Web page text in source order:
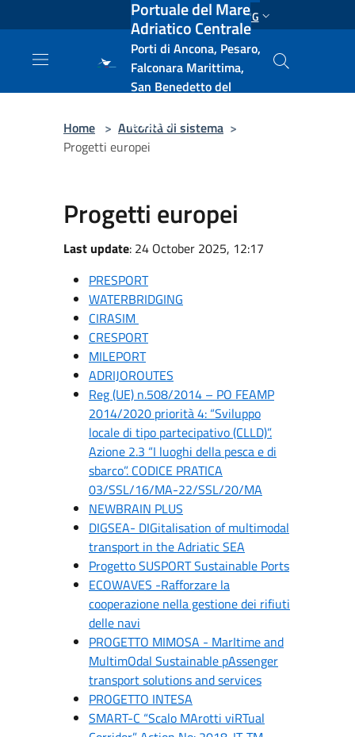
Salta al contenuto principale ENG
Portuale del Mare
Adriatico Centrale
Porti di Ancona, Pesaro,
Falconara Marittima,
San Benedetto del
e Vasto
Home > Autorità di sistema >
Progetti europei
Progetti europei
Last update: 24 October 2025, 12:17
PRESPORT
WATERBRIDGING
CIRASIM
CRESPORT
MILEPORT
ADRIJOROUTES
Reg (UE) n.508/2014 – PO FEAMP
2014/2020 priorità 4: “Sviluppo
locale di tipo partecipativo (CLLD)”.
Azione 2.3 “I luoghi della pesca e di
sbarco”. CODICE PRATICA
03/SSL/16/MA-22/SSL/20/MA
NEWBRAIN PLUS
DIGSEA- DIGitalisation of multimodal
transport in the Adriatic SEA
Progetto SUSPORT Sustainable Ports
ECOWAVES -Rafforzare la
cooperazione nella gestione dei rifiuti
delle navi
PROGETTO MIMOSA - MarItime and
MultimOdal Sustainable pAssenger
transport solutions and services
PROGETTO INTESA
SMART-C “Scalo MArotti viRTual